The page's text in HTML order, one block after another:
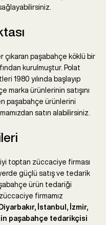
çıkaran paşabahçe köklü bir
kurulmuştur. Polat
1980 yılında başlayıp
marka ürünlerinin satışını
paşabahçe ürünlerini
satın alabilirsiniz.
toptan züccaciye firması
güçlü satış ve tedarik
ürün tedariği
firmamız
İstanbul, İzmir,
paşabahçe tedarikçisi